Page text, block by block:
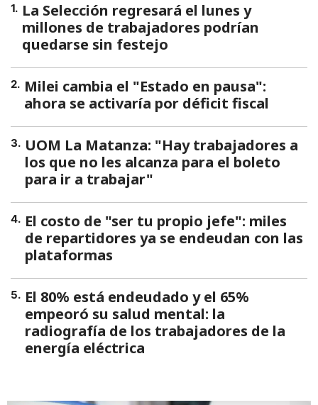
1. La Selección regresará el lunes y
millones de trabajadores podrían
quedarse sin festejo
2. Milei cambia el "Estado en pausa":
ahora se activaría por déficit fiscal
3. UOM La Matanza: "Hay trabajadores a
los que no les alcanza para el boleto
para ir a trabajar"
4. El costo de "ser tu propio jefe": miles
de repartidores ya se endeudan con las
plataformas
5. El 80% está endeudado y el 65%
empeoró su salud mental: la
radiografía de los trabajadores de la
energía eléctrica